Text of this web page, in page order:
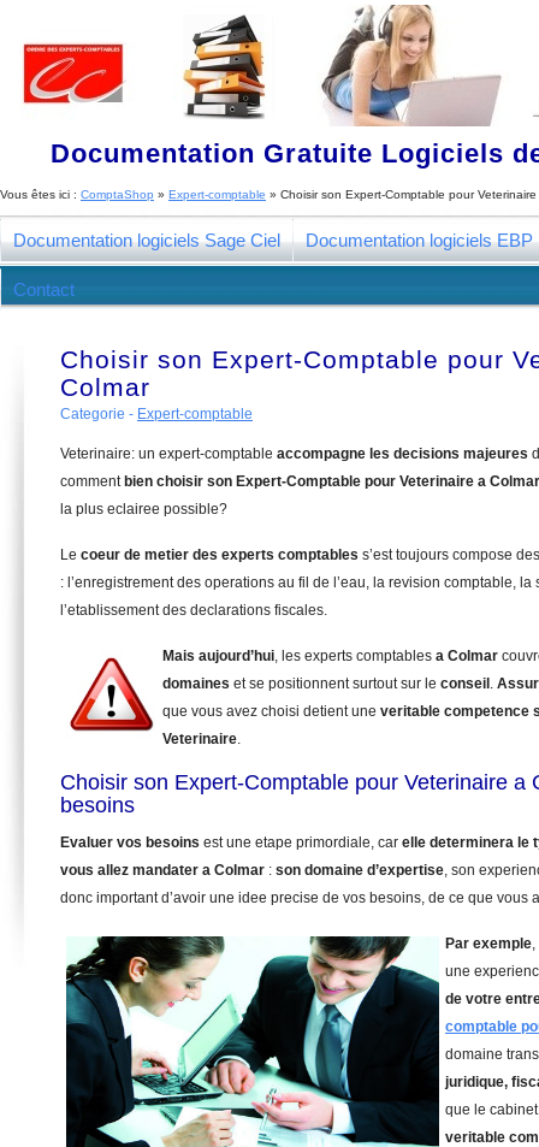
Documentation Gratuite Logiciels
Vous êtes ici : ComptaShop » Expert-comptable » Choisir son Expert-Comptable pour Veterinaire
Documentation logiciels Sage Ciel Documentation logiciels EBP
Contact
Choisir son Expert-Comptable pour
Colmar
Categorie - Expert-comptable
Veterinaire: un expert-comptable accompagne les decisions majeures
comment bien choisir son Expert-Comptable pour Veterinaire a
la plus eclairee possible?
Le coeur de metier des experts comptables s’est toujours compose
: l’enregistrement des operations au fil de l’eau, la revision comptable, la
l’etablissement des declarations fiscales.
Mais aujourd’hui, les experts comptables a Colmar
domaines et se positionnent surtout sur le conseil .
que vous avez choisi detient une veritable competence
Veterinaire.
Choisir son Expert-Comptable pour Veterinaire a
besoins
Evaluer vos besoins est une etape primordiale, car elle determinera le
vous allez mandater a Colmar : son domaine d’expertise, son
donc important d’avoir une idee precise de vos besoins, de ce que vous
Par exemple
une
de votre
comptable
domaine
juridique,
que le
veritable